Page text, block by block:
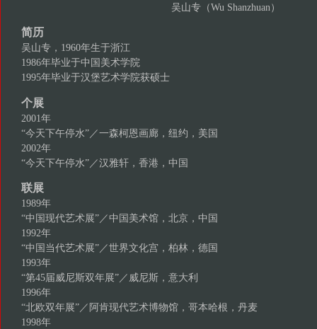
吴山专（Wu Shanzhuan）
简历
吴山专，1960年生于浙江
1986年毕业于中国美术学院
1995年毕业于汉堡艺术学院获硕士
个展
2001年
“今天下午停水”／一森柯恩画廊，纽约，美国
2002年
“今天下午停水”／汉雅轩，香港，中国
联展
1989年
“中国现代艺术展”／中国美术馆，北京，中国
1992年
“中国当代艺术展”／世界文化宫，柏林，德国
1993年
“第45届威尼斯双年展”／威尼斯，意大利
1996年
“北欧双年展”／阿肯现代艺术博物馆，哥本哈根，丹麦
1998年